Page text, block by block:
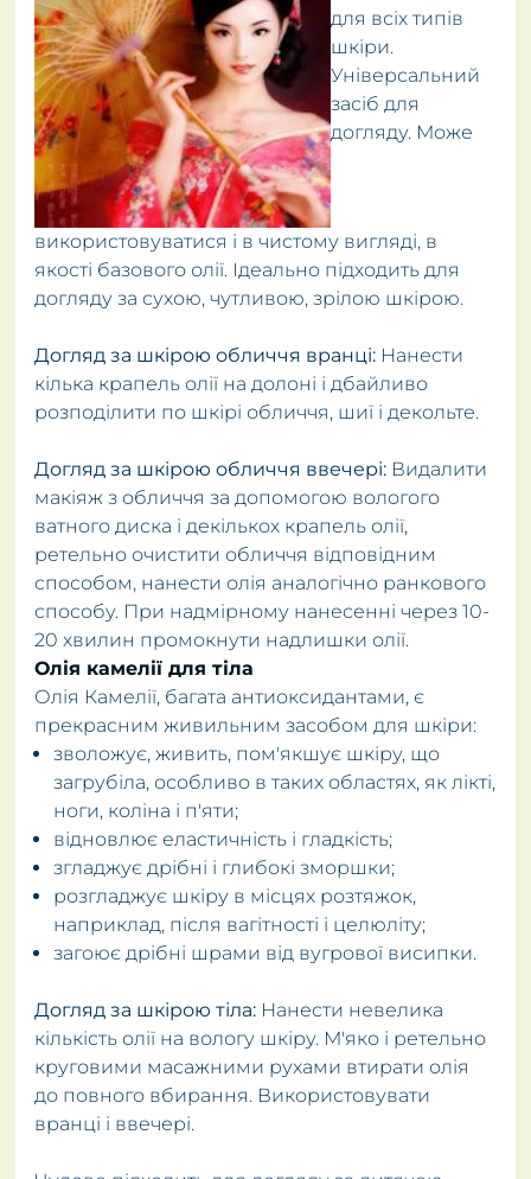
для всіх типів
шкіри.
Універсальний
засіб для
догляду. Може
використовуватися і в чистому вигляді, в
якості базового олії. Ідеально підходить для
догляду за сухою, чутливою, зрілою шкірою.
Догляд за шкірою обличчя вранці: Нанести
кілька крапель олії на долоні і дбайливо
розподілити по шкірі обличчя, шиї і декольте.
Догляд за шкірою обличчя ввечері: Видалити
макіяж з обличчя за допомогою вологого
ватного диска і декількох крапель олії,
ретельно очистити обличчя відповідним
способом, нанести олія аналогічно ранкового
способу. При надмірному нанесенні через 10-
20 хвилин промокнути надлишки олії.
Олія камелії для тіла
Олія Камелії, багата антиоксидантами, є
прекрасним живильним засобом для шкіри:
зволожує, живить, пом'якшує шкіру, що
загрубіла, особливо в таких областях, як лікті,
ноги, коліна і п'яти;
відновлює еластичність і гладкість;
згладжує дрібні і глибокі зморшки;
розгладжує шкіру в місцях розтяжок,
наприклад, після вагітності і целюліту;
загоює дрібні шрами від вугрової висипки.
Догляд за шкірою тіла: Нанести невелика
кількість олії на вологу шкіру. М'яко і ретельно
круговими масажними рухами втирати олія
до повного вбирання. Використовувати
вранці і ввечері.